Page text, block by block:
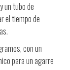
un tubo de
el tiempo de
con un
para un agarre